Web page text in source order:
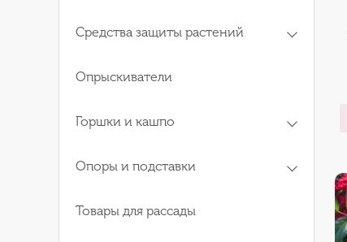
Средства защиты растений
Опрыскиватели
Горшки и кашпо
Опоры и подставки
Товары для рассады